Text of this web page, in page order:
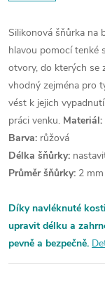
Silikonová šňůrka na
hlavou pomocí tenké
otvory, do kterých se
vhodný zejména pro
vést k jejich
práci venku. Materiál:
Barva: růžová
Délka šňůrky:
Průměr šňůrky: 2 mm
Díky navléknuté
upravit délku a
pevně a bezpečně.